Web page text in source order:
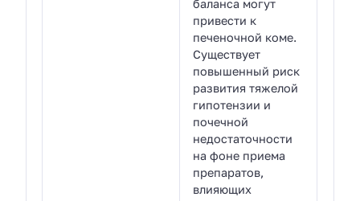
баланса могут
привести к
печеночной коме.
Существует
повышенный риск
развития тяжелой
гипотензии и
почечной
недостаточности
на фоне приема
препаратов,
влияющих